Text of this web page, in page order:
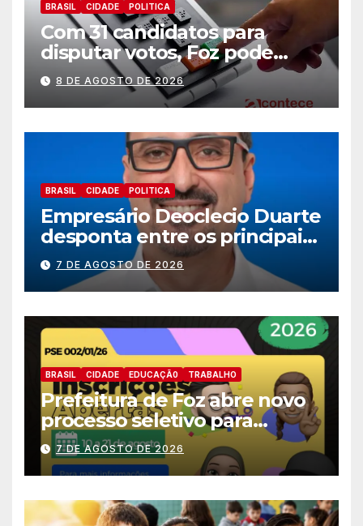
BRASIL CIDADE POLITICA
Com 31 candidatos para
disputar votos, Foz pode
perder representatividade
8 DE AGOSTO DE 2026
BRASIL CIDADE POLITICA
Empresário Deoclecio Duarte
desponta entre os principais
nomes do União Brasil para
deputado estadual
7 DE AGOSTO DE 2026
BRASIL CIDADE EDUCAÇÃ0 TRABALHO
Prefeitura de Foz abre novo
processo seletivo para
estagiários
7 DE AGOSTO DE 2026